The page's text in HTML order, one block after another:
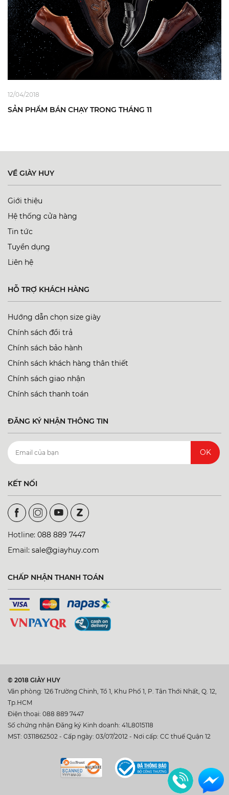
12/04/2018
SẢN PHẨM BÁN CHẠY TRONG THÁNG 11
VỀ GIÀY HUY
Giới thiệu
Hệ thống cửa hàng
Tin tức
Tuyển dụng
Liên hệ
HỖ TRỢ KHÁCH HÀNG
Hướng dẫn chọn size giày
Chính sách đổi trả
Chính sách bảo hành
Chính sách khách hàng thân thiết
Chính sách giao nhận
Chính sách thanh toán
ĐĂNG KÝ NHẬN THÔNG TIN
OK
KẾT NỐI
Hotline: 088 889 7447
Email: sale@giayhuy.com
CHẤP NHẬN THANH TOÁN
© 2018 GIÀY HUY
Văn phòng: 126 Trường Chinh, Tổ 1, Khu Phố 1, P. Tân Thới Nhất, Q. 12,
Tp.HCM
Điện thoại: 088 889 7447
Số chứng nhận Đăng ký Kinh doanh: 41L8015118
MST: 0311862502 - Cấp ngày: 03/07/2012 - Nơi cấp: CC thuế Quận 12